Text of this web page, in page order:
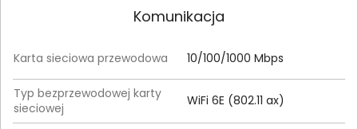
Komunikacja
Karta sieciowa przewodowa 10/100/1000 Mbps
Typ bezprzewodowej karty
sieciowej
WiFi 6E (802.11 ax)